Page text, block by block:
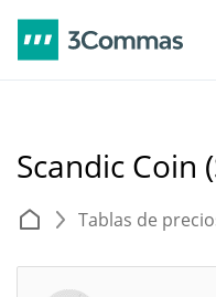
Scandic Coin
Tablas de